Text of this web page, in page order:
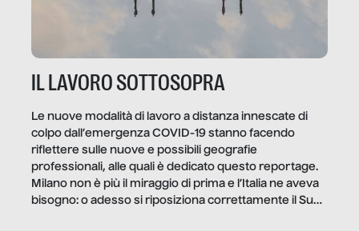
IL LAVORO SOTTOSOPRA
Le nuove modalità di lavoro a distanza innescate di
colpo dall’emergenza COVID-19 stanno facendo
riflettere sulle nuove e possibili geografie
professionali, alle quali è dedicato questo reportage.
Milano non è più il miraggio di prima e l’Italia ne aveva
bisogno: o adesso si riposiziona correttamente il Sud